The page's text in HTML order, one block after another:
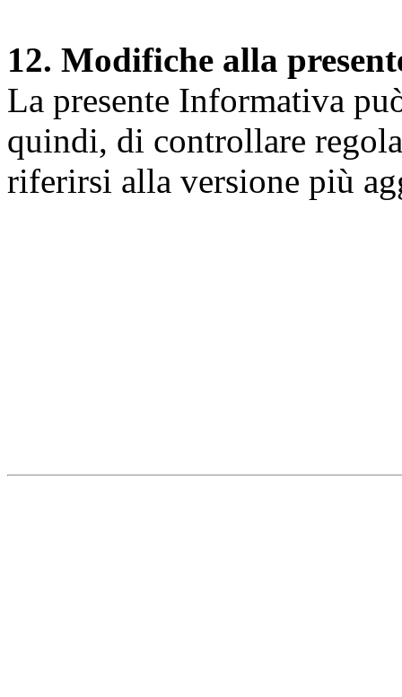
12. Modifiche alla
La presente Informativa
quindi, di controllare
riferirsi alla versione più